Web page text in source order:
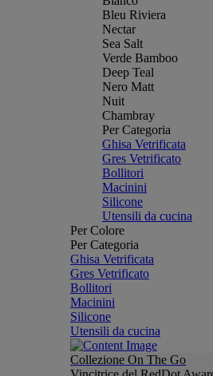
Bleu Riviera
Nectar
Sea Salt
Verde Bamboo
Deep Teal
Nero Matt
Nuit
Chambray
Per Categoria
Ghisa Vetrificata
Gres Vetrificato
Bollitori
Macinini
Silicone
Utensili da cucina
Per Colore
Per Categoria
Ghisa Vetrificata
Gres Vetrificato
Bollitori
Macinini
Silicone
Utensili da cucina
Collezione On The Go